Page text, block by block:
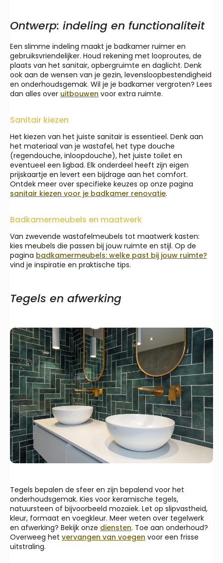
Ontwerp: indeling en functionaliteit
Een slimme indeling maakt je badkamer ruimer en
gebruiksvriendelijker. Houd rekening met looproutes, de
plaats van het sanitair, opbergruimte en daglicht. Denk
ook aan de wensen van je gezin, levensloopbestendigheid
en onderhoudsgemak. Wil je je badkamer vergroten? Lees
dan alles over uitbouwen voor extra ruimte.
Sanitair kiezen
Het kiezen van het juiste sanitair is essentieel. Denk aan
het materiaal van je wastafel, het type douche
(regendouche, inloopdouche), het juiste toilet en
eventueel een ligbad. Elk onderdeel heeft zijn eigen
prijskaartje en levert een bijdrage aan het comfort.
Ontdek meer over specifieke keuzes op onze pagina
sanitair kiezen voor je badkamer renovatie.
Badkamermeubels en maatwerk
Van zwevende wastafelmeubels tot maatwerk kasten:
kies meubels die passen bij jouw ruimte en stijl. Op de
pagina badkamermeubels: welke past bij jouw ruimte?
vind je inspiratie en praktische tips.
Tegels en afwerking
Tegels bepalen de sfeer en zijn bepalend voor het
onderhoudsgemak. Kies voor keramische tegels,
natuursteen of bijvoorbeeld mozaïek. Let op slipvastheid,
kleur, formaat en voegkleur. Meer weten over tegelwerk
en afwerking? Bekijk onze diensten. Toe aan onderhoud?
Overweeg het vervangen van voegen voor een frisse
uitstraling.